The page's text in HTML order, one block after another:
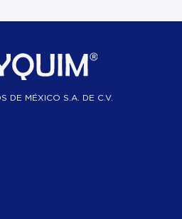
DE MÉXICO S.A. DE C.V.